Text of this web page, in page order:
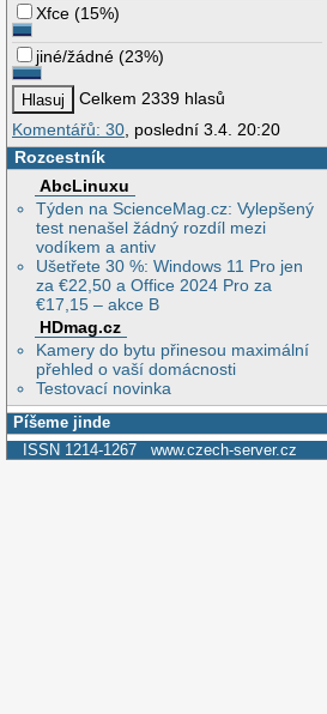
Xfce (15%)
jiné/žádné (23%)
Celkem 2339 hlasů
Komentářů: 30 , poslední 3.4. 20:20
Rozcestník
AbcLinuxu
Týden na ScienceMag.cz: Vylepšený
test nenašel žádný rozdíl mezi
vodíkem a antiv
Ušetřete 30 %: Windows 11 Pro jen
za €22,50 a Office 2024 Pro za
€17,15 – akce B
HDmag.cz
Kamery do bytu přinesou maximální
přehled o vaší domácnosti
Testovací novinka
Píšeme jinde
ISSN 1214-1267 www.czech-server.cz